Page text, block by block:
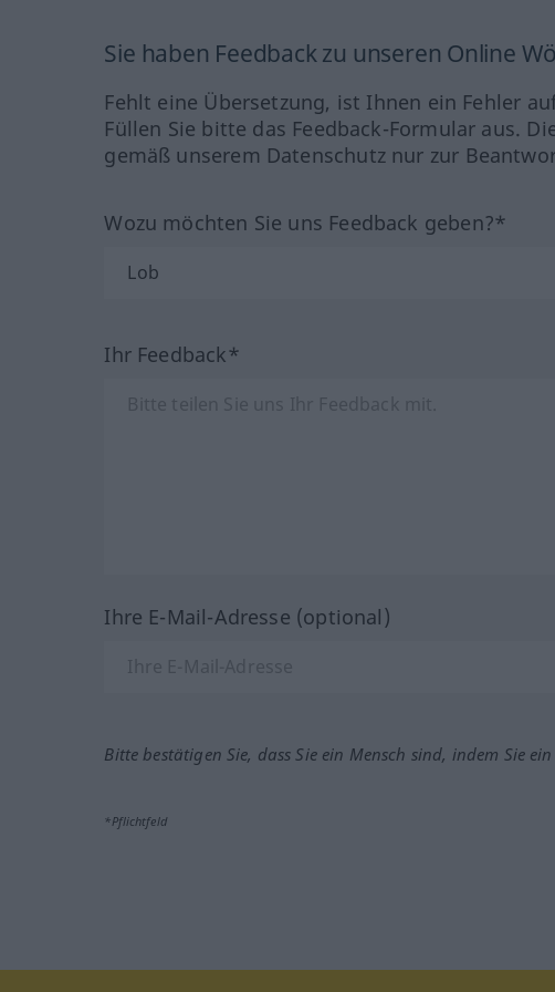
Sie haben Feedback zu unseren Online
Fehlt eine Übersetzung, ist Ihnen ein Fehler
Füllen Sie bitte das Feedback-Formular aus.
gemäß unserem Datenschutz nur zur
Wozu möchten Sie uns Feedback geben?*
Ihr Feedback*
Ihre E-Mail-Adresse (optional)
Bitte bestätigen Sie, dass Sie ein Mensch sind, indem Sie
*Pflichtfeld